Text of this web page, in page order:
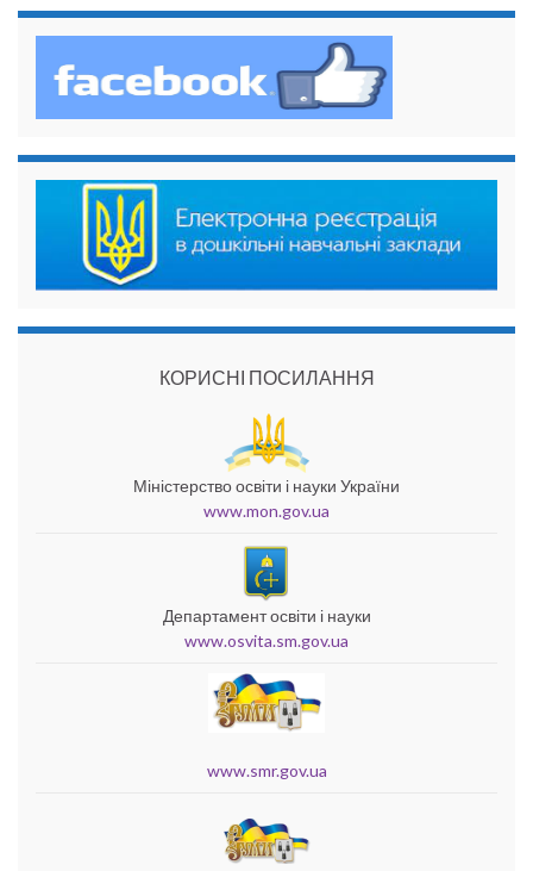
КОРИСНІ ПОСИЛАННЯ
Міністерство освіти і науки України
www.mon.gov.ua
Департамент освіти і науки
www.osvita.sm.gov.ua
www.smr.gov.ua